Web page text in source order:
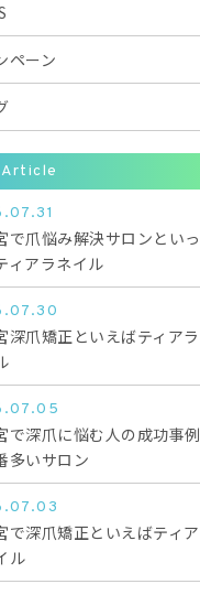
ペーン
Article
で爪悩み解決サロンといっ
ィアラネイル
深爪矯正といえばティアラ
で深爪に悩む人の成功事例
多いサロン
で深爪矯正といえばティア
ル